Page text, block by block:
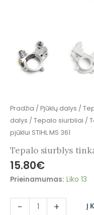
Pradžia / Pjūklų dalys /
dalys / Tepalo siurbliai /
pjūklui STIHL MS 361
Tepalo siurblys
15.80€
Prieinamumas: Liko 13
- + Į